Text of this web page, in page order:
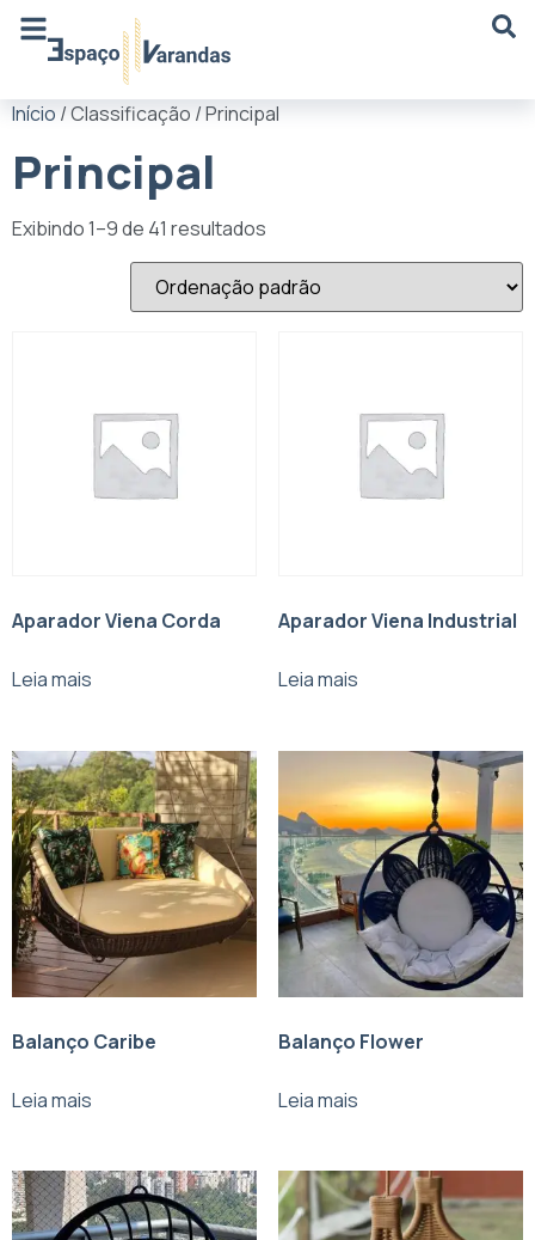
Início / Classificação / Principal
Principal
Exibindo 1–9 de 41 resultados
Aparador Viena Corda
Leia mais
Aparador Viena Industrial
Leia mais
Balanço Caribe
Leia mais
Balanço Flower
Leia mais